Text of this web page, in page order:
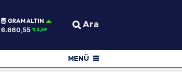
GRAM ALTIN
6.660,55 % 2,59 Ara
MENÜ